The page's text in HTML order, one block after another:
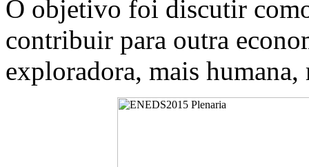
O objetivo foi discutir
contribuir para outra
exploradora, mais